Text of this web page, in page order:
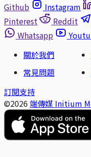
Github
Instagram
Pinterest
Reddit
Whatsapp
關於我們
常見問題
訂閱支持
©2026 端傳媒 Initium